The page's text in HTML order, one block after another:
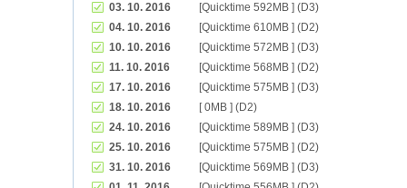
03. 10. 2016
[Quicktime 592MB ] (D3)
04. 10. 2016
[Quicktime 610MB ] (D2)
10. 10. 2016
[Quicktime 572MB ] (D3)
11. 10. 2016
[Quicktime 568MB ] (D2)
17. 10. 2016
[Quicktime 575MB ] (D3)
18. 10. 2016
[ 0MB ] (D2)
24. 10. 2016
[Quicktime 589MB ] (D3)
25. 10. 2016
[Quicktime 575MB ] (D2)
31. 10. 2016
[Quicktime 569MB ] (D3)